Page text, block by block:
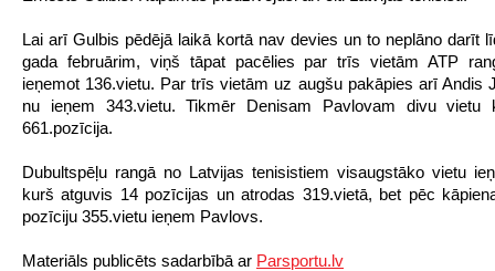
Lai arī Gulbis pēdējā laikā kortā nav devies un to neplāno darīt
gada februārim, viņš tāpat pacēlies par trīs vietām ATP
ieņemot 136.vietu. Par trīs vietām uz augšu pakāpies arī Andis
nu ieņem 343.vietu. Tikmēr Denisam Pavlovam divu vietu
661.pozīcija.
Dubultspēļu rangā no Latvijas tenisistiem visaugstāko vietu
kurš atguvis 14 pozīcijas un atrodas 319.vietā, bet pēc
pozīciju 355.vietu ieņem Pavlovs.
Materiāls publicēts sadarbībā ar Parsportu.lv